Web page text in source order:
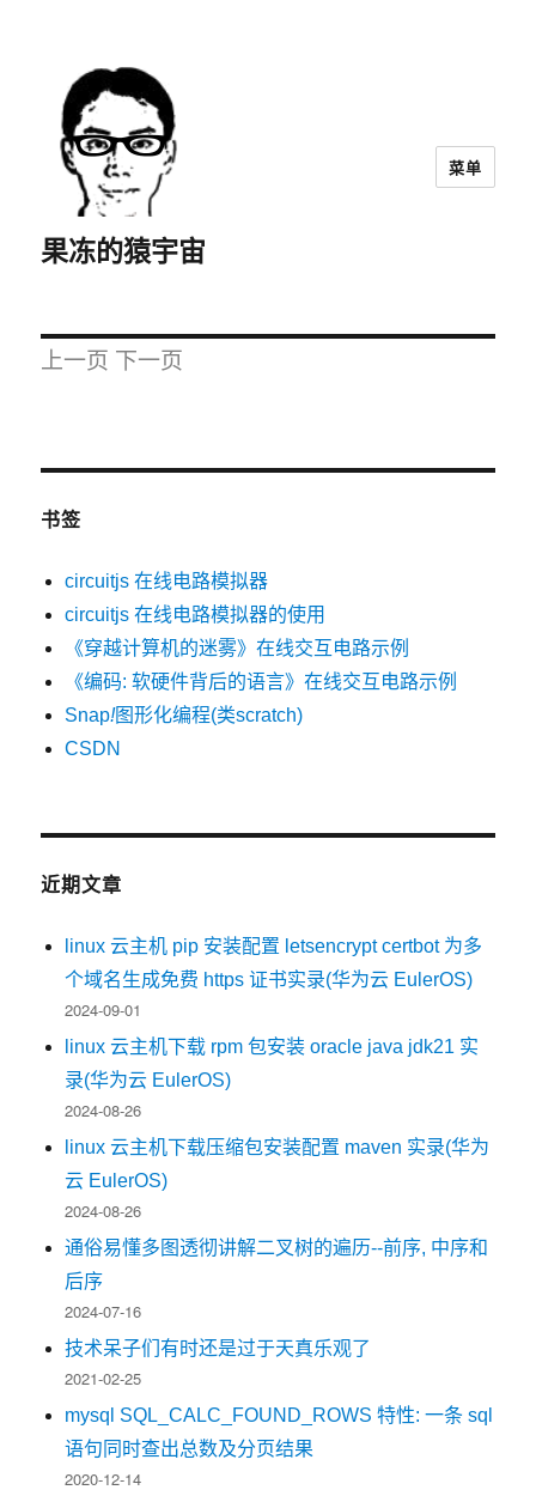
果冻的猿宇宙
菜单
上一页 下一页
书签
circuitjs 在线电路模拟器
circuitjs 在线电路模拟器的使用
《穿越计算机的迷雾》在线交互电路示例
《编码: 软硬件背后的语言》在线交互电路示例
Snap!图形化编程(类scratch)
CSDN
近期文章
linux 云主机 pip 安装配置 letsencrypt certbot 为多
个域名生成免费 https 证书实录(华为云 EulerOS)
2024-09-01
linux 云主机下载 rpm 包安装 oracle java jdk21 实
录(华为云 EulerOS)
2024-08-26
linux 云主机下载压缩包安装配置 maven 实录(华为
云 EulerOS)
2024-08-26
通俗易懂多图透彻讲解二叉树的遍历--前序, 中序和
后序
2024-07-16
技术呆子们有时还是过于天真乐观了
2021-02-25
mysql SQL_CALC_FOUND_ROWS 特性: 一条 sql
语句同时查出总数及分页结果
2020-12-14